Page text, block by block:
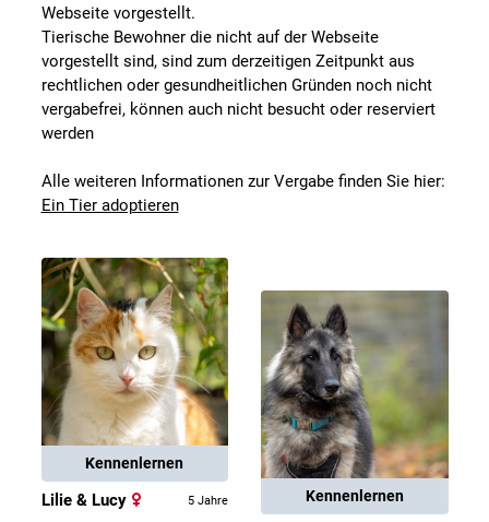
Webseite vorgestellt.
Tierische Bewohner die nicht auf der Webseite
vorgestellt sind, sind zum derzeitigen Zeitpunkt aus
rechtlichen oder gesundheitlichen Gründen noch nicht
vergabefrei, können auch nicht besucht oder reserviert
werden
Alle weiteren Informationen zur Vergabe finden Sie hier:
Ein Tier adoptieren
Kennenlernen
Lilie & Lucy 5 Jahre Kennenlernen